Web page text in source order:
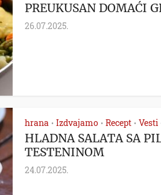
PREUKUSAN DOMAĆI
26.07.2025.
hrana • Izdvajamo • Recept • Vesti
HLADNA SALATA SA
TESTENINOM
24.07.2025.